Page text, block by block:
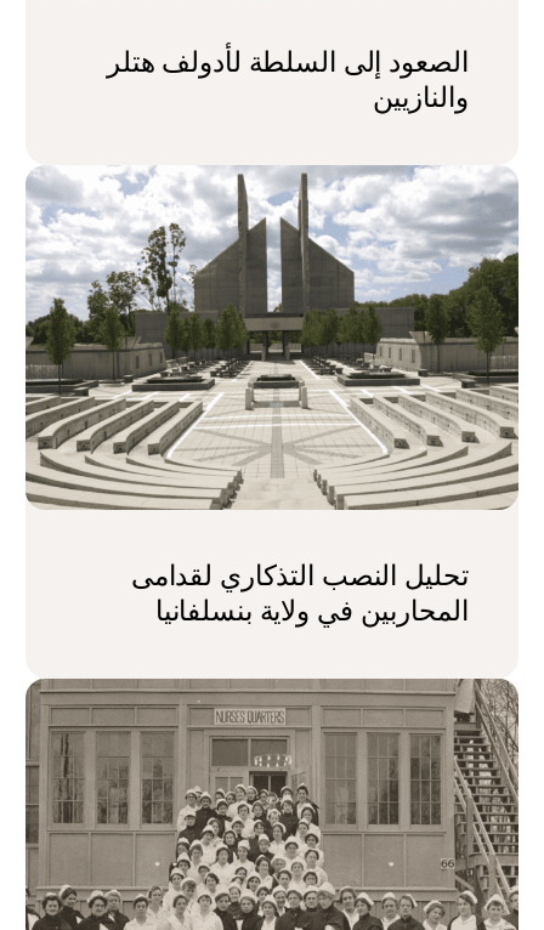
الصعود إلى السلطة لأدولف هتلر
والنازيين
تحليل النصب التذكاري لقدامى
المحاربين في ولاية بنسلفانيا